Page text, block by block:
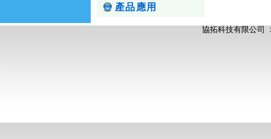
產品應用
協拓科技有限公司